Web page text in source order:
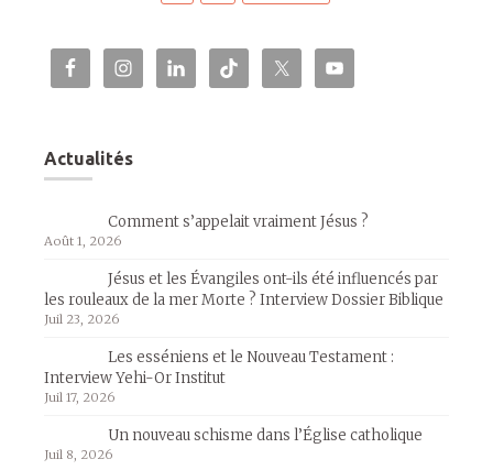
Actualités
Comment s’appelait vraiment Jésus ?
Août 1, 2026
Jésus et les Évangiles ont-ils été influencés par
les rouleaux de la mer Morte ? Interview Dossier Biblique
Juil 23, 2026
Les esséniens et le Nouveau Testament :
Interview Yehi-Or Institut
Juil 17, 2026
Un nouveau schisme dans l’Église catholique
Juil 8, 2026